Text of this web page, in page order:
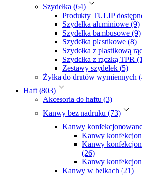
Szydełka (64)
Produkty TULIP
Szydełka aluminiowe (9)
Szydełka bambusowe (9)
Szydełka plastikowe (8)
Szydełka z plastikową
Szydełka z rączką TPR
Zestawy szydełek (5)
Żyłka do drutów wymiennych
Haft (803)
Akcesoria do haftu (3)
Kanwy bez nadruku (73)
Kanwy
Kanwy
Kanwy
(26)
Kanwy
Kanwy w belkach (21)